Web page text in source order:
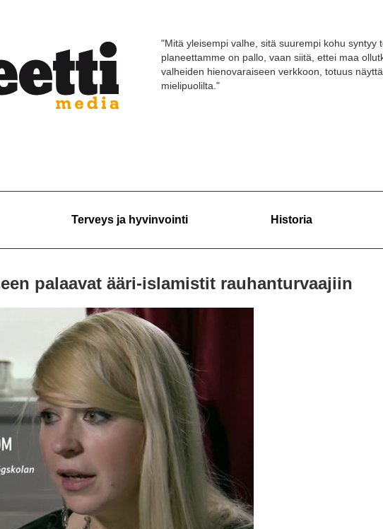
"Mitä yleisempi valhe, sitä suurempi kohu
planeettamme on pallo, vaan siitä, ettei maa
valheiden hienovaraiseen verkkoon, totuus
mielipuolilta."
Terveys ja hyvinvointi Historia
palaavat ääri-islamistit rauhanturvaajiin